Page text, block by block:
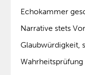
Echokammer
Narrative stets
Glaubwürdigkeit,